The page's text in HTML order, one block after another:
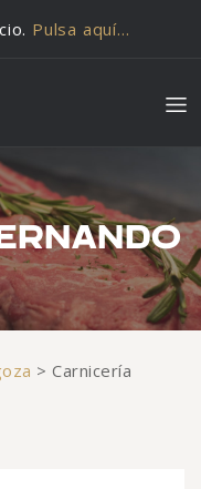
Pulsa aquí…
>Carnicería